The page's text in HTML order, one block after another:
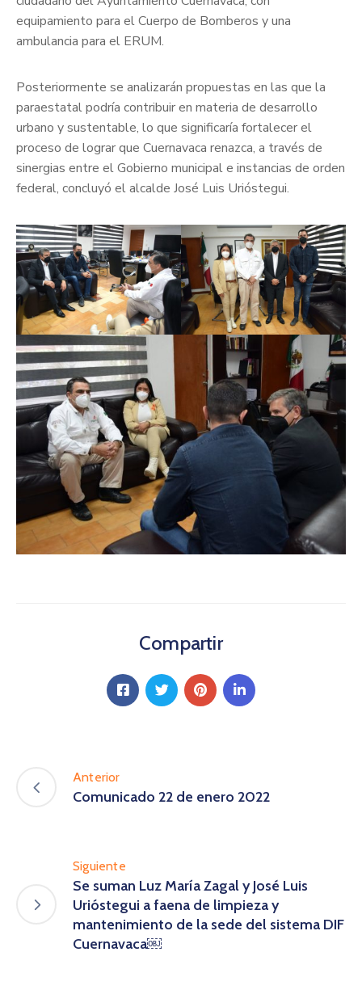
equipamiento para el Cuerpo de Bomberos y una
ambulancia para el ERUM.
Posteriormente se analizarán propuestas en las que la
paraestatal podría contribuir en materia de desarrollo
urbano y sustentable, lo que significaría fortalecer el
proceso de lograr que Cuernavaca renazca, a través de
sinergias entre el Gobierno municipal e instancias de orden
federal, concluyó el alcalde José Luis Urióstegui.
Compartir
Anterior
Comunicado 22 de enero 2022
Siguiente
Se suman Luz María Zagal y José Luis
Urióstegui a faena de limpieza y
mantenimiento de la sede del sistema DIF
Cuernavaca￼